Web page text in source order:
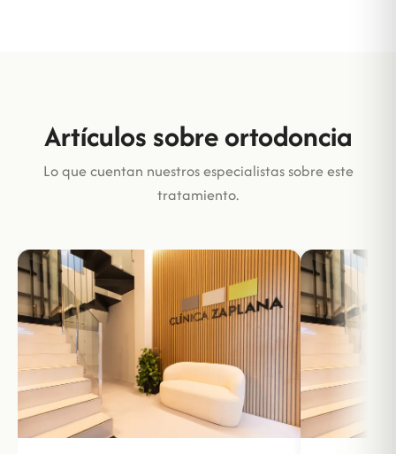
Artículos sobre ortodoncia
Lo que cuentan nuestros especialistas sobre este
tratamiento.